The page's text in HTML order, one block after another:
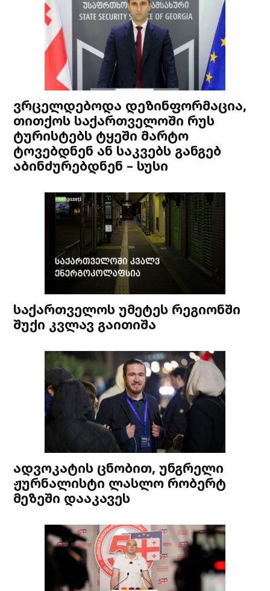
ვრცელდებოდა დეზინფორმაცია,
თითქოს საქართველოში რუს
ტურისტებს ტყეში მარტო
ტოვებდნენ ან საკვებს განგებ
აბინძურებდნენ – სუსი
საქართველოს უმეტეს რეგიონში
შუქი კვლავ გაითიშა
ადვოკატის ცნობით, უნგრელი
ჟურნალისტი ლასლო რობერტ
მეზეში დააკავეს